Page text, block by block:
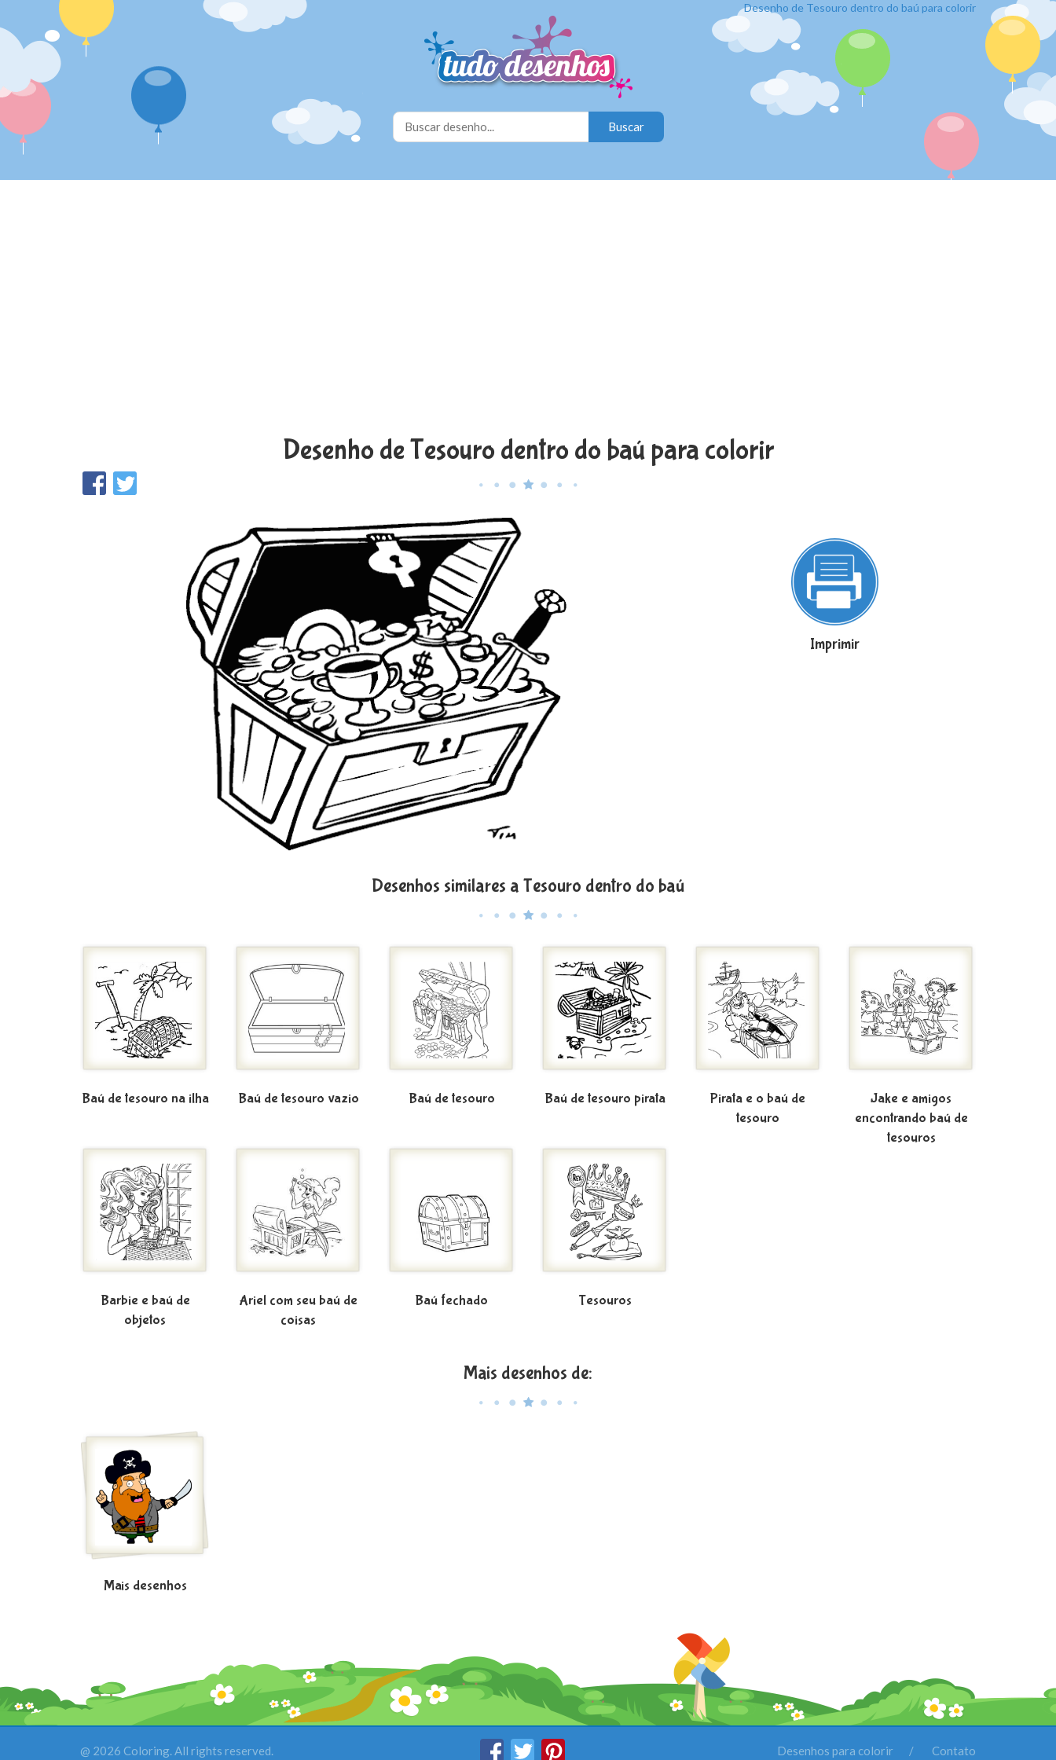
Desenho de Tesouro dentro do baú para colorir
Desenho de Tesouro dentro do baú para colorir
Imprimir
Desenhos similares a Tesouro dentro do baú
Baú de tesouro na ilha Baú de tesouro vazio Baú de tesouro Baú de tesouro pirata
Pirata e o baú de
tesouro
Jake e amigos
encontrando baú de
tesouros
Barbie e baú de
objetos
Ariel com seu baú de
coisas
Baú fechado Tesouros
Mais desenhos de:
Mais desenhos
@ 2026 Coloring. All rights reserved. Desenhos para colorir Contato